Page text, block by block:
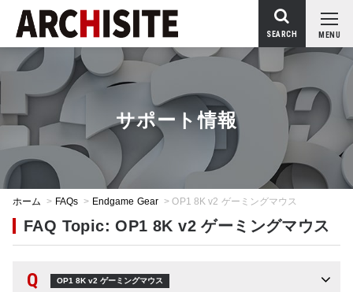
MENU
SEARCH
サポート情報
ホーム > FAQs > Endgame Gear >OP1 8K v2 ゲーミングマウス
FAQ Topic: OP1 8K v2 ゲーミングマウス
Q OP1 8K v2 ゲーミングマウス